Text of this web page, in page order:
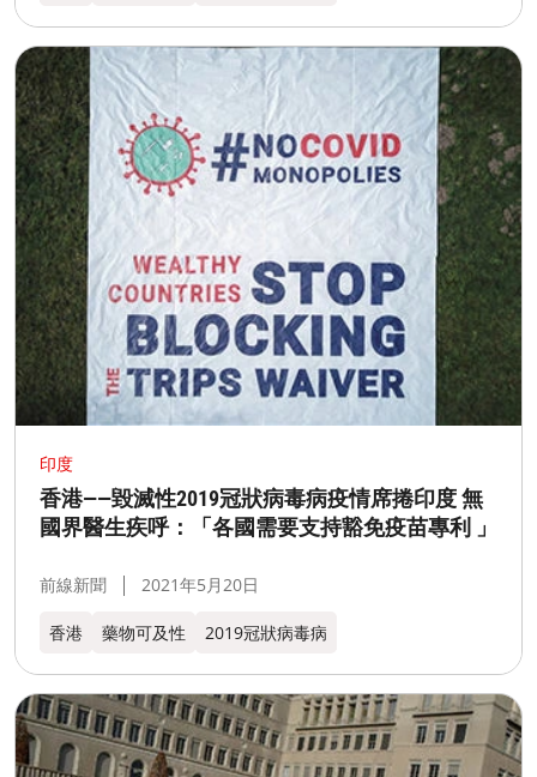
印度
香港——毀滅性2019冠狀病毒病疫情席捲印度 無
國界醫生疾呼：「各國需要支持豁免疫苗專利 」
前線新聞 2021年5月20日
香港 藥物可及性 2019冠狀病毒病